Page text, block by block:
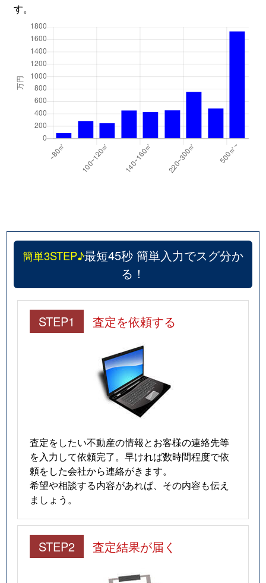
す。
簡単3STEP♪最短45秒 簡単入力でスグ分か
る！
STEP1 査定を依頼する
査定をしたい不動産の情報とお客様の連絡先等
を入力して依頼完了。早ければ数時間程度で依
頼をした会社から連絡がきます。
希望や相談する内容があれば、その内容も伝え
ましょう。
STEP2 査定結果が届く